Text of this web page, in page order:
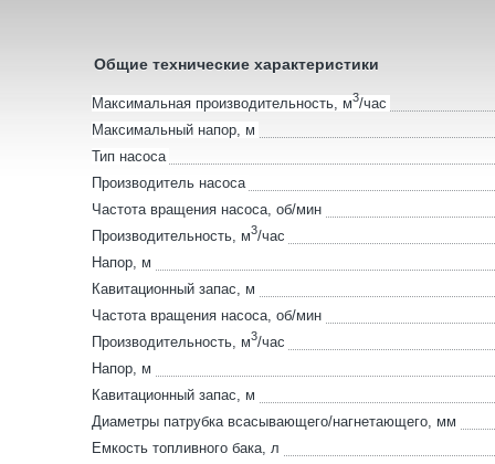
Общие технические характеристики
Максимальная производительность, м3/час
Максимальный напор, м
Тип насоса
Производитель насоса
Частота вращения насоса, об/мин
Производительность, м3/час
Напор, м
Кавитационный запас, м
Частота вращения насоса, об/мин
Производительность, м3/час
Напор, м
Кавитационный запас, м
Диаметры патрубка всасывающего/нагнетающего, мм
Емкость топливного бака, л